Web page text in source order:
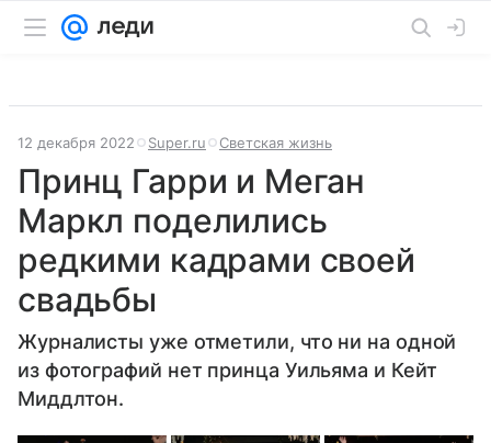
12 декабря 2022 Super.ru Светская жизнь
Принц Гарри и Меган
Маркл поделились
редкими кадрами своей
свадьбы
Журналисты уже отметили, что ни на одной
из фотографий нет принца Уильяма и Кейт
Миддлтон.